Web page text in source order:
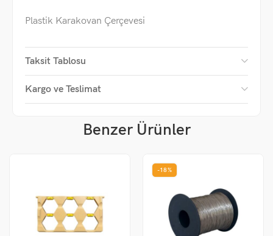
Plastik Karakovan Çerçevesi
Taksit Tablosu
Kargo ve Teslimat
Benzer Ürünler
-18%